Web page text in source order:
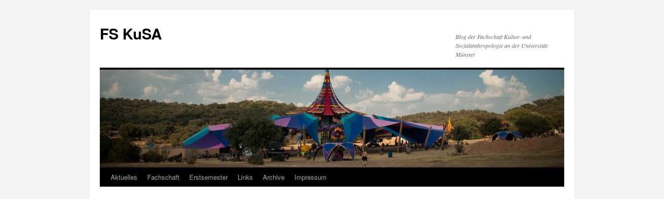
FS KuSA
Blog der Fachschaft Kultur- und
Sozialanthropologie an der Universität
Münster
ZumAktuelles Fachschaft Erstsemester Links Archive Impressum